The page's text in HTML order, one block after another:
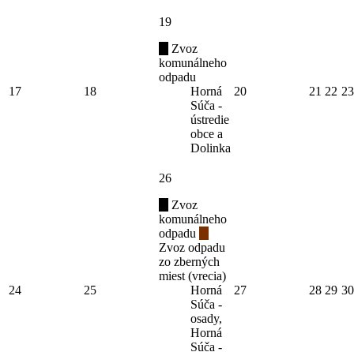
17 18
19
Zvoz
komunálneho
odpadu
Horná
Súča -
ústredie
obce a
Dolinka
20 21 22 23
24 25
26
Zvoz
komunálneho
odpadu
Zvoz odpadu
zo zberných
miest (vrecia)
Horná
Súča -
osady,
Horná
Súča -
27 28 29 30